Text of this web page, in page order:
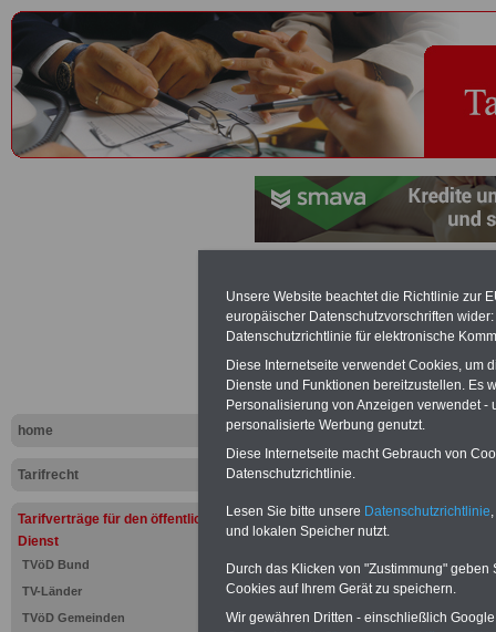
home
Tarifrecht
Tarifverträge für den öffentlichen
Dienst
TVöD Bund
TV-Länder
TVöD Gemeinden
Tariflexikon
seit
(32 GB)
Unsere Website beachtet die Richtlinie zur
europäischer Datenschutzvorschriften
Datenschutzrichtlinie für elektronische
Diese Internetseite verwendet Cookies, um
Dienste und Funktionen bereitzustellen. Es
Personalisierung von Anzeigen verwendet
personalisierte Werbung genutzt.
Diese Internetseite macht Gebrauch von
Datenschutzrichtlinie.
Lesen Sie bitte unsere Datenschutzrichtlinie
und lokalen Speicher nutzt.
Durch das Klicken von "Zustimmung"
Cookies auf Ihrem Gerät zu speichern.
Wir gewähren Dritten - einschließlich